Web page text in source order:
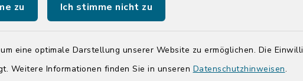
zu Ich stimme nicht zu
eine optimale Darstellung unserer Website zu ermöglichen. Die
Weitere Informationen finden Sie in unseren Datenschutzhinweisen.
Quicklinks
Kreis Segeberg
Tourist-Info der Stadt Bad